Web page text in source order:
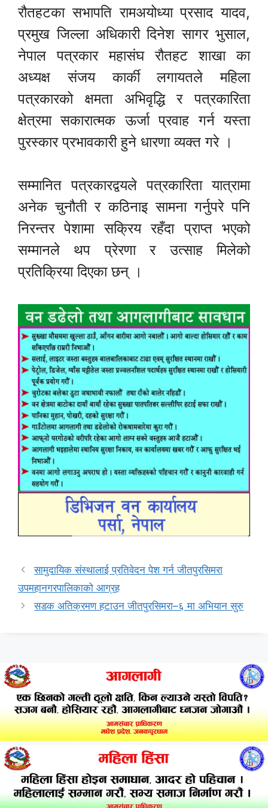
रौतहटका सभापति रामअयोध्या प्रसाद यादव,
प्रमुख जिल्ला अधिकारी दिनेश सागर भुसाल,
नेपाल पत्रकार महासंघ रौतहट शाखा का
अध्यक्ष संजय कार्की लगायतले महिला
पत्रकारको क्षमता अभिवृद्धि र पत्रकारिता
क्षेत्रमा सकारात्मक ऊर्जा प्रवाह गर्न यस्ता
पुरस्कार प्रभावकारी हुने धारणा व्यक्त गरे ।
सम्मानित पत्रकारद्वयले पत्रकारिता यात्रामा
अनेक चुनौती र कठिनाइ सामना गर्नुपरे पनि
निरन्तर पेशामा सक्रिय रहँदा प्राप्त भएको
सम्मानले थप प्रेरणा र उत्साह मिलेको
प्रतिक्रिया दिएका छन् ।
सामुदायिक संस्थालाई प्रतिवेदन पेश गर्न जीतपुरसिमरा
उपमहानगरपालिकाको आग्रह
सडक अतिक्रमण हटाउन जीतपुरसिमरा–६ मा अभियान सुरु